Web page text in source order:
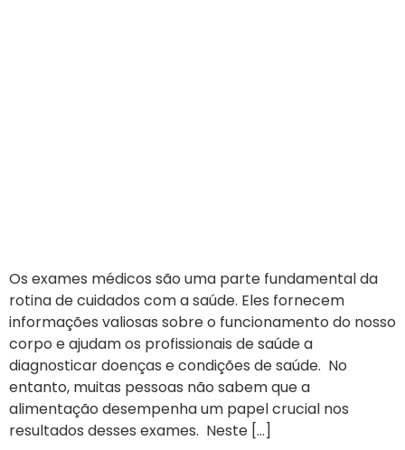
Os exames médicos são uma parte fundamental da
rotina de cuidados com a saúde. Eles fornecem
informações valiosas sobre o funcionamento do nosso
corpo e ajudam os profissionais de saúde a
diagnosticar doenças e condições de saúde. No
entanto, muitas pessoas não sabem que a
alimentação desempenha um papel crucial nos
resultados desses exames. Neste […]